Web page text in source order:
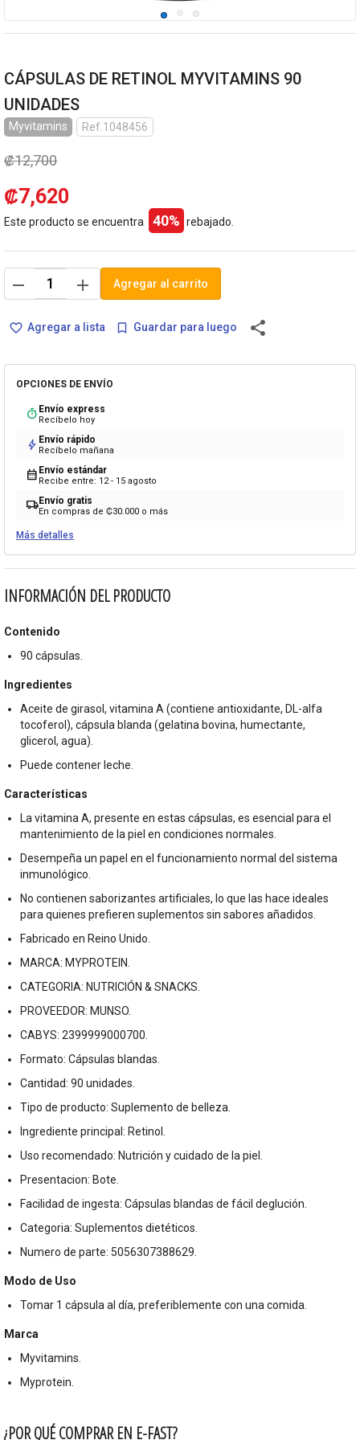
CÁPSULAS DE RETINOL MYVITAMINS 90
UNIDADES
Myvitamins Ref.1048456
₡12,700
₡7,620
Este producto se encuentra 40% rebajado.
remove add Agregar al carrito
favorite_border Agregar a lista bookmark_border Guardar para luego share
OPCIONES DE ENVÍO
timer Envío express
Recíbelo hoy
bolt Envío rápido
Recíbelo mañana
calendar_month Envío estándar
Recibe entre: 12 - 15 agosto
local_shippingEnvío gratis
En compras de ₡30.000 o más
Más detalles
INFORMACIÓN DEL PRODUCTO
Contenido
90 cápsulas.
Ingredientes
Aceite de girasol, vitamina A (contiene antioxidante, DL-alfa
tocoferol), cápsula blanda (gelatina bovina, humectante,
glicerol, agua).
Puede contener leche.
Características
La vitamina A, presente en estas cápsulas, es esencial para el
mantenimiento de la piel en condiciones normales.
Desempeña un papel en el funcionamiento normal del sistema
inmunológico.
No contienen saborizantes artificiales, lo que las hace ideales
para quienes prefieren suplementos sin sabores añadidos.
Fabricado en Reino Unido.
MARCA: MYPROTEIN.
CATEGORIA: NUTRICIÓN & SNACKS.
PROVEEDOR: MUNSO.
CABYS: 2399999000700.
Formato: Cápsulas blandas.
Cantidad: 90 unidades.
Tipo de producto: Suplemento de belleza.
Ingrediente principal: Retinol.
Uso recomendado: Nutrición y cuidado de la piel.
Presentacion: Bote.
Facilidad de ingesta: Cápsulas blandas de fácil deglución.
Categoria: Suplementos dietéticos.
Numero de parte: 5056307388629.
Modo de Uso
Tomar 1 cápsula al día, preferiblemente con una comida.
Marca
Myvitamins.
Myprotein.
¿POR QUÉ COMPRAR EN E-FAST?